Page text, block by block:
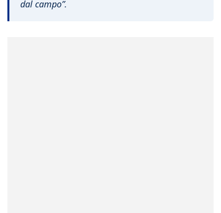
dal campo”.